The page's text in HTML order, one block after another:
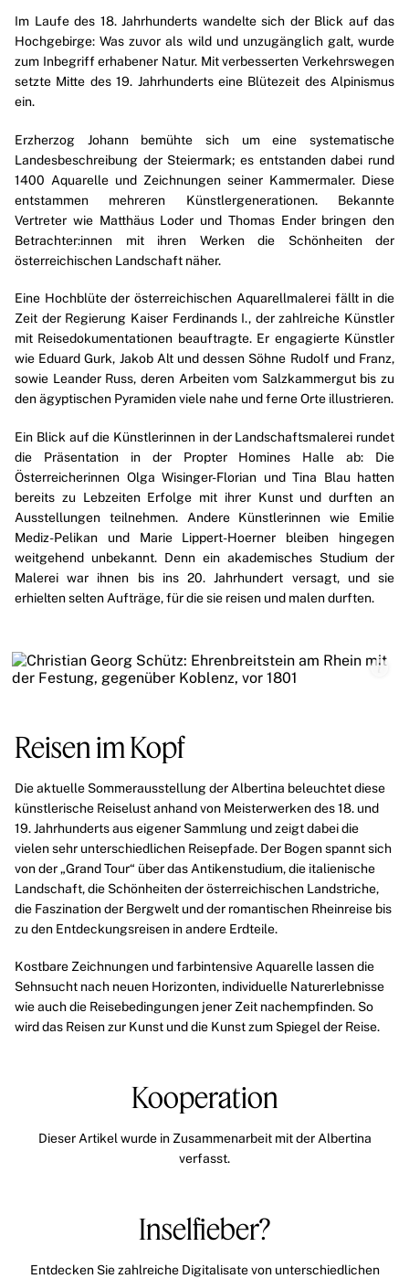
Im Laufe des 18. Jahrhunderts wandelte sich der Blick auf das
Hochgebirge: Was zuvor als wild und unzugänglich galt, wurde
zum Inbegriff erhabener Natur. Mit verbesserten Verkehrswegen
setzte Mitte des 19. Jahrhunderts eine Blütezeit des Alpinismus
ein.
Erzherzog Johannbemühte sich um eine systematische
Landesbeschreibung der Steiermark; es entstanden dabei rund
1400 Aquarelle und Zeichnungen seiner Kammermaler. Diese
entstammen mehreren Künstlergenerationen. Bekannte
Vertreter wie Matthäus Loder und Thomas Enderbringen den
Betrachter:innen mit ihren Werken die Schönheiten der
österreichischen Landschaft näher.
Eine Hochblüte der österreichischen Aquarellmalerei fällt in die
Zeit der Regierung Kaiser Ferdinands I., der zahlreiche Künstler
mit Reisedokumentationen beauftragte. Er engagierte Künstler
wie Eduard Gurk, Jakob Altund dessen Söhne Rudolfund Franz,
sowie Leander Russ, deren Arbeiten vom Salzkammergut bis zu
den ägyptischen Pyramiden viele nahe und ferne Orte illustrieren.
Ein Blick auf die Künstlerinnen in der Landschaftsmalerei rundet
die Präsentation in der Propter Homines Halle ab: Die
Österreicherinnen Olga Wisinger-Florian und Tina Blau hatten
bereits zu Lebzeiten Erfolge mit ihrer Kunst und durften an
Ausstellungen teilnehmen. Andere Künstlerinnen wie Emilie
Mediz-Pelikan und Marie Lippert-Hoerner bleiben hingegen
weitgehend unbekannt. Denn ein akademisches Studium der
Malerei war ihnen bis ins 20. Jahrhundert versagt, und sie
erhielten selten Aufträge, für die sie reisen und malen durften.
Reisen im Kopf
Die aktuelle Sommerausstellung der Albertina beleuchtet diese
künstlerische Reiselust anhand von Meisterwerken des 18. und
19. Jahrhunderts aus eigener Sammlung und zeigt dabei die
vielen sehr unterschiedlichen Reisepfade. Der Bogen spannt sich
von der „Grand Tour“ über das Antikenstudium, die italienische
Landschaft, die Schönheiten der österreichischen Landstriche,
die Faszination der Bergwelt und der romantischen Rheinreise bis
zu den Entdeckungsreisen in andere Erdteile.
Kostbare Zeichnungen und farbintensive Aquarelle lassen die
Sehnsucht nach neuen Horizonten, individuelle Naturerlebnisse
wie auch die Reisebedingungen jener Zeit nachempfinden. So
wird das Reisen zur Kunst und die Kunst zum Spiegel der Reise.
Kooperation
Dieser Artikel wurde in Zusammenarbeit mit der Albertina
verfasst.
Inselfieber?
Entdecken Sie zahlreiche Digitalisate von unterschiedlichen